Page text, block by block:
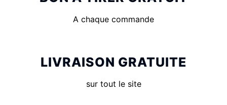
A chaque commande
LIVRAISON GRATUITE
sur tout le site